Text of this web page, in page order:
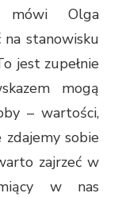
mówi Olga
na stanowisku
jest zupełnie
mogą
– wartości,
sobie
zajrzeć w
w nas